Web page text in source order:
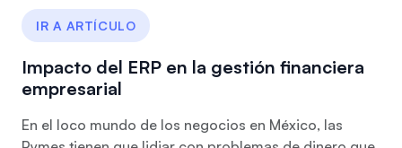
IR A ARTÍCULO
Impacto del ERP en la gestión financiera
empresarial
En el loco mundo de los negocios en México, las